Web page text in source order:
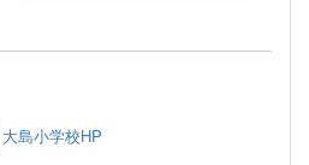
大島小学校HP